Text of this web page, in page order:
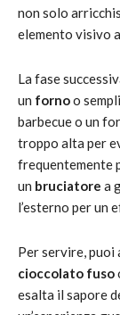
non solo
elemento visivo
La fase
un fornoo
barbecue o un
troppo alta per
frequentemente
un bruciatore a
l’esterno per un
Per servire, puoi
cioccolato fuso
esalta il sapore